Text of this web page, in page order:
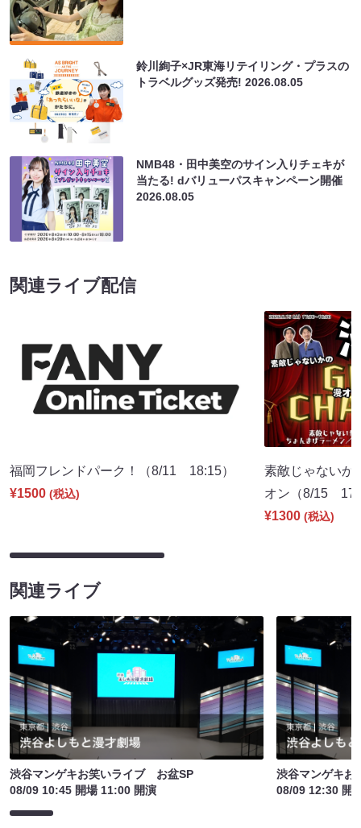
鈴川絢子×JR東海リテイリング・プラスの
トラベルグッズ発売!2026.08.05
NMB48・田中美空のサイン入りチェキが
当たる! dバリューパスキャンペーン開催
2026.08.05
関連ライブ配信
福岡フレンドパーク！（8/11 18:15）
¥1500 (税込)
素敵じゃないか
オン（8/15
¥1300 (税込)
関連ライブ
渋谷マンゲキお笑いライブ お盆SP
08/09 10:45 開場 11:00 開演
渋谷マンゲキ
08/09 12:30 開